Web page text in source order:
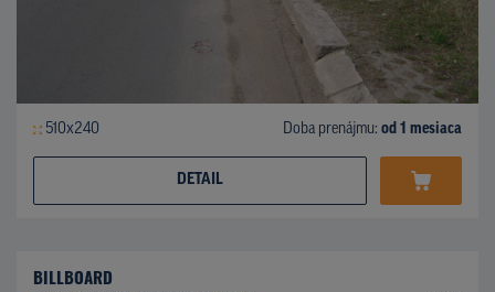
510x240 Doba prenájmu: od 1 mesiaca
DETAIL
BILLBOARD